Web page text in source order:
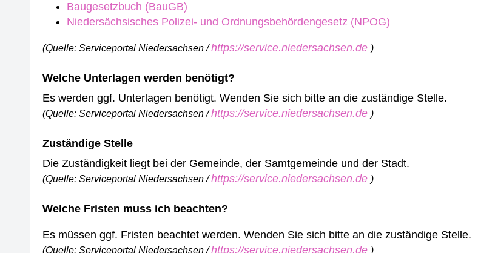
Baugesetzbuch (BauGB)
Niedersächsisches Polizei- und Ordnungsbehördengesetz (NPOG)
(Quelle: Serviceportal Niedersachsen /https://service.niedersachsen.de )
Welche Unterlagen werden benötigt?
Es werden ggf. Unterlagen benötigt. Wenden Sie sich bitte an die zuständige Stelle.
(Quelle: Serviceportal Niedersachsen /https://service.niedersachsen.de )
Zuständige Stelle
Die Zuständigkeit liegt bei der Gemeinde, der Samtgemeinde und der Stadt.
(Quelle: Serviceportal Niedersachsen /https://service.niedersachsen.de )
Welche Fristen muss ich beachten?
Es müssen ggf. Fristen beachtet werden. Wenden Sie sich bitte an die zuständige Stelle.
(Quelle: Serviceportal Niedersachsen /https://service.niedersachsen.de )